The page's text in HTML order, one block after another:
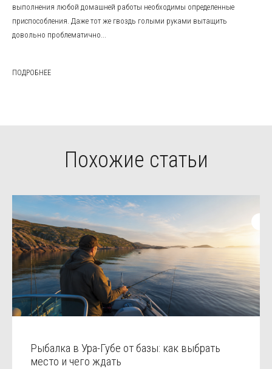
выполнения любой домашней работы необходимы определенные
приспособления. Даже тот же гвоздь голыми руками вытащить
довольно проблематично...
ПОДРОБНЕЕ
Похожие статьи
Рыбалка в Ура-Губе от базы: как выбрать
место и чего ждать